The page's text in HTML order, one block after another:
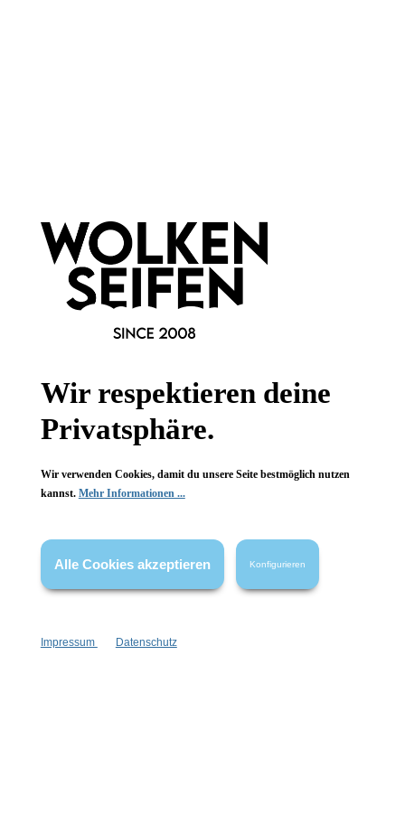
Informationen
Gesetzliche Informationen
FAQ
* Alle Preise inkl. gesetzl. Mehrwertsteuer zzgl. Versandkosten
wenn nicht anders angegeben.
Wir respektieren deine
Privatsphäre.
Wir verwenden Cookies, damit du unsere Seite bestmöglich nutzen
kannst. Mehr Informationen ...
Alle Cookies akzeptieren Konfigurieren
Impressum Datenschutz